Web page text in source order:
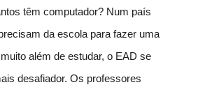
têm computador? Num país
da escola para fazer uma
além de estudar, o EAD se
desafiador. Os professores